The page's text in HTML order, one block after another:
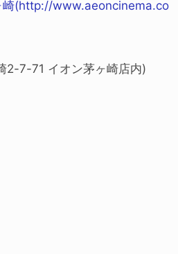
崎(http://www.aeoncinema.co
2-7-71 イオン茅ヶ崎店内)